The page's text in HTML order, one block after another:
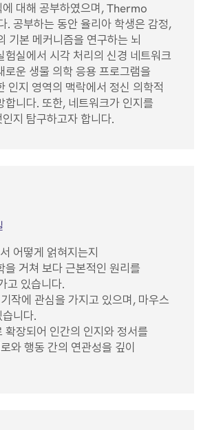
대해 공부하였으며, Thermo
공부하는 동안 율리아 학생은 감정,
기본 메커니즘을 연구하는 뇌
실에서 시각 처리의 신경 네트워크
운 생물 의학 응용 프로그램을
인지 영역의 맥락에서 정신 의학적
니다. 또한, 네트워크가 인지를
지 탐구하고자 합니다.
어떻게 얽혀지는지
거쳐 보다 근본적인 원리를
고 있습니다.
작에 관심을 가지고 있으며, 마우스
니다.
장되어 인간의 인지와 정서를
와 행동 간의 연관성을 깊이